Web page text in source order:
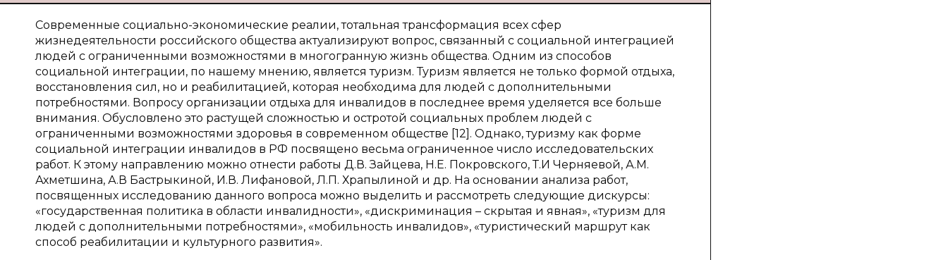
Современные социально-экономические реалии, тотальная трансформация всех сфер
жизнедеятельности российского общества актуализируют вопрос, связанный с социальной интеграцией
людей с ограниченными возможностями в многогранную жизнь общества. Одним из способов
социальной интеграции, по нашему мнению, является туризм. Туризм является не только формой отдыха,
восстановления сил, но и реабилитацией, которая необходима для людей с дополнительными
потребностями. Вопросу организации отдыха для инвалидов в последнее время уделяется все больше
внимания. Обусловлено это растущей сложностью и остротой социальных проблем людей с
ограниченными возможностями здоровья в современном обществе [12]. Однако, туризму как форме
социальной интеграции инвалидов в РФ посвящено весьма ограниченное число исследовательских
работ. К этому направлению можно отнести работы Д.В. Зайцева, Н.Е. Покровского, Т.И Черняевой, А.М.
Ахметшина, А.В Бастрыкиной, И.В. Лифановой, Л.П. Храпылиной и др. На основании анализа работ,
посвященных исследованию данного вопроса можно выделить и рассмотреть следующие дискурсы:
«государственная политика в области инвалидности», «дискриминация – скрытая и явная», «туризм для
людей с дополнительными потребностями», «мобильность инвалидов», «туристический маршрут как
способ реабилитации и культурного развития».